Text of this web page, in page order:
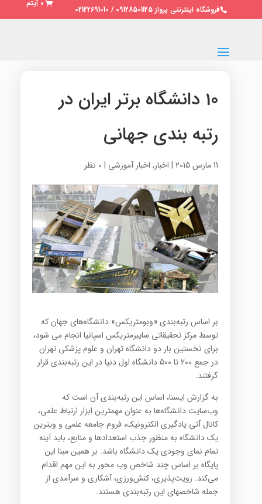
فروشگاه اینترنتی پرواز 09128501125 / 02122691010
0 آیتم
10 دانشگاه برتر ایران در
رتبه بندی جهانی
11 مارس 2015 | اخبار, اخبار آموزشی | 0 نظر
بر اساس رتبه‌بندی «وبومتریکس» دانشگاه‌های جهان که
توسط مرکز تحقیقاتی سایبرمتریکس اسپانیا انجام می شود،
برای نخستین بار دو دانشگاه تهران و علوم پزشکی تهران
در جمع 200 تا 500 دانشگاه اول دنیا در این رتبه‌بندی قرار
گرفتند.
به گزارش ایسنا، اساس این رتبه‌بندی آن است که
وب‌سایت دانشگاه‌ها به عنوان مهمترین ابزار ارتباط علمی،
کانال آتی یادگیری الکترونیک، فروم جامعه علمی و ویترین
یک دانشگاه به منظور جذب استعدادها و منابع، باید آینه
تمام نمای وجودی یک دانشگاه باشد. بر همین مبنا این
پایگاه بر اساس چند شاخص وب محور به این مهم اقدام
می‌کند. رویت‌پذیری، کنش‌ورزی، آشکاری و سرآمدی از
جمله شاخصهای این رتبه‌بندی هستند.